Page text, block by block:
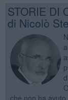
STORIE DI
di Nicolò
che non ha